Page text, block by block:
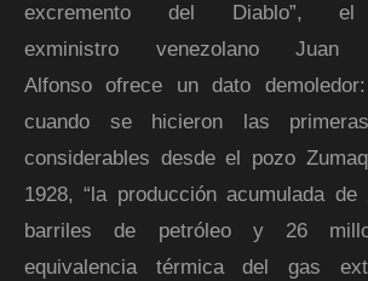
excremento del Diablo”,
exministro venezolano Juan
Alfonso ofrece un dato
cuando se hicieron las primeras
considerables desde el pozo
1928, “la producción acumulada
barriles de petróleo y 26
equivalencia térmica del gas